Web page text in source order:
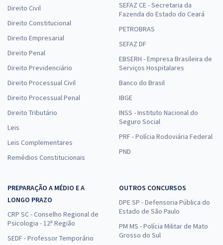
Direito Civil
Direito Constitucional
Direito Empresarial
Direito Penal
Direito Previdenciário
Direito Processual Civil
Direito Processual Penal
Direito Tributário
Leis
Leis Complementares
Remédios Constitucionais
SEFAZ CE - Secretaria da
Fazenda do Estado do Ceará
PETROBRAS
SEFAZ DF
EBSERH - Empresa Brasileira de
Serviços Hospitalares
Banco do Brasil
IBGE
INSS - Instituto Nacional do
Seguro Social
PRF - Polícia Rodoviária Federal
PND
PREPARAÇÃO A MÉDIO E A
LONGO PRAZO
CRP SC - Conselho Regional de
Psicologia - 12ª Região
SEDF - Professor Temporário
OUTROS CONCURSOS
DPE SP - Defensoria Pública do
Estado de São Paulo
PM MS - Polícia Militar de Mato
Grosso do Sul